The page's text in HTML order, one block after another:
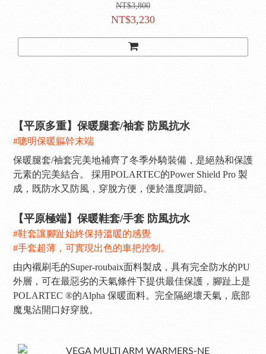
NT$3,800
NT$3,230
【平原多重】保暖腿套/袖套 防風抗水
#聰明保暖軀幹末端
保暖腿套/袖套完美地補齊了冬季外騎裝備，是絕熱和保護
元素的完美結合。 採用POLARTEC的Power Shield Pro 製
成，既防水又防風，穿脫方便，便於溫度調節。
【平原極端】保暖鞋套/手套 防風抗水
#鞋套讓腳趾始終保持溫暖的感覺
#手套超薄，可實現出色的車把控制。
由內襯刷毛的Super-roubaix面料製成，具有完全防水的PU
外層，可在最惡劣的天氣條件下提供最佳保護，腳趾上是
POLARTEC ®的Alpha 保暖面料。完全隔絕壞天氣，底部
魔鬼沾開口好穿脫。